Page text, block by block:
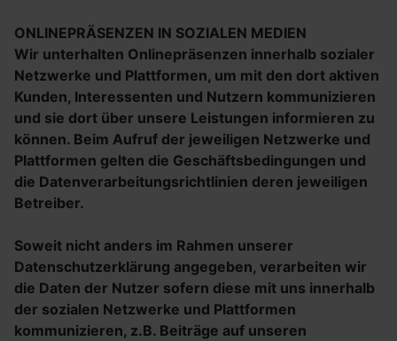
ONLINEPRÄSENZEN IN SOZIALEN MEDIEN
Wir unterhalten Onlinepräsenzen innerhalb sozialer
Netzwerke und Plattformen, um mit den dort aktiven
Kunden, Interessenten und Nutzern kommunizieren
und sie dort über unsere Leistungen informieren zu
können. Beim Aufruf der jeweiligen Netzwerke und
Plattformen gelten die Geschäftsbedingungen und
die Datenverarbeitungsrichtlinien deren jeweiligen
Betreiber.
Soweit nicht anders im Rahmen unserer
Datenschutzerklärung angegeben, verarbeiten wir
die Daten der Nutzer sofern diese mit uns innerhalb
der sozialen Netzwerke und Plattformen
kommunizieren, z.B. Beiträge auf unseren